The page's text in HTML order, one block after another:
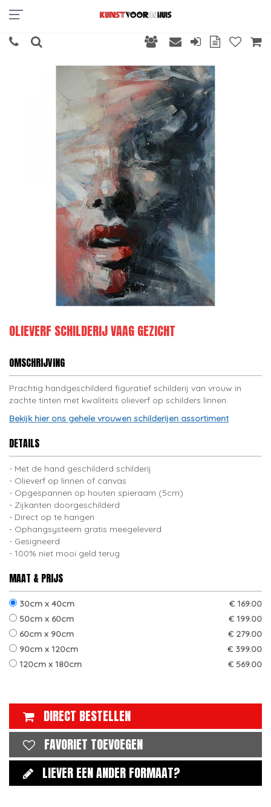
OLIEVERF SCHILDERIJ VAAG GEZICHT
OMSCHRIJVING
Prachtig handgeschilderd figuratief schilderij van vrouw in
zachte tinten met kwaliteits olieverf op schilders linnen.
Bekijk hier ons gehele vrouwen schilderijen assortiment
DETAILS
Met de hand geschilderd schilderij
Olieverf op linnen of canvas
Opgespannen op houten spieraam (5cm)
Zijkanten doorgeschilderd
Direct op te hangen
Ophangsysteem gratis meegeleverd
Gesigneerd
100% niet mooi geld terug
MAAT & PRIJS
30cm x 40cm
€ 169.00
50cm x 60cm
€ 199.00
60cm x 90cm
€ 279.00
90cm x 120cm
€ 399.00
120cm x 180cm
€ 569.00
DIRECT BESTELLEN
FAVORIET TOEVOEGEN
LIEVER EEN ANDER FORMAAT?